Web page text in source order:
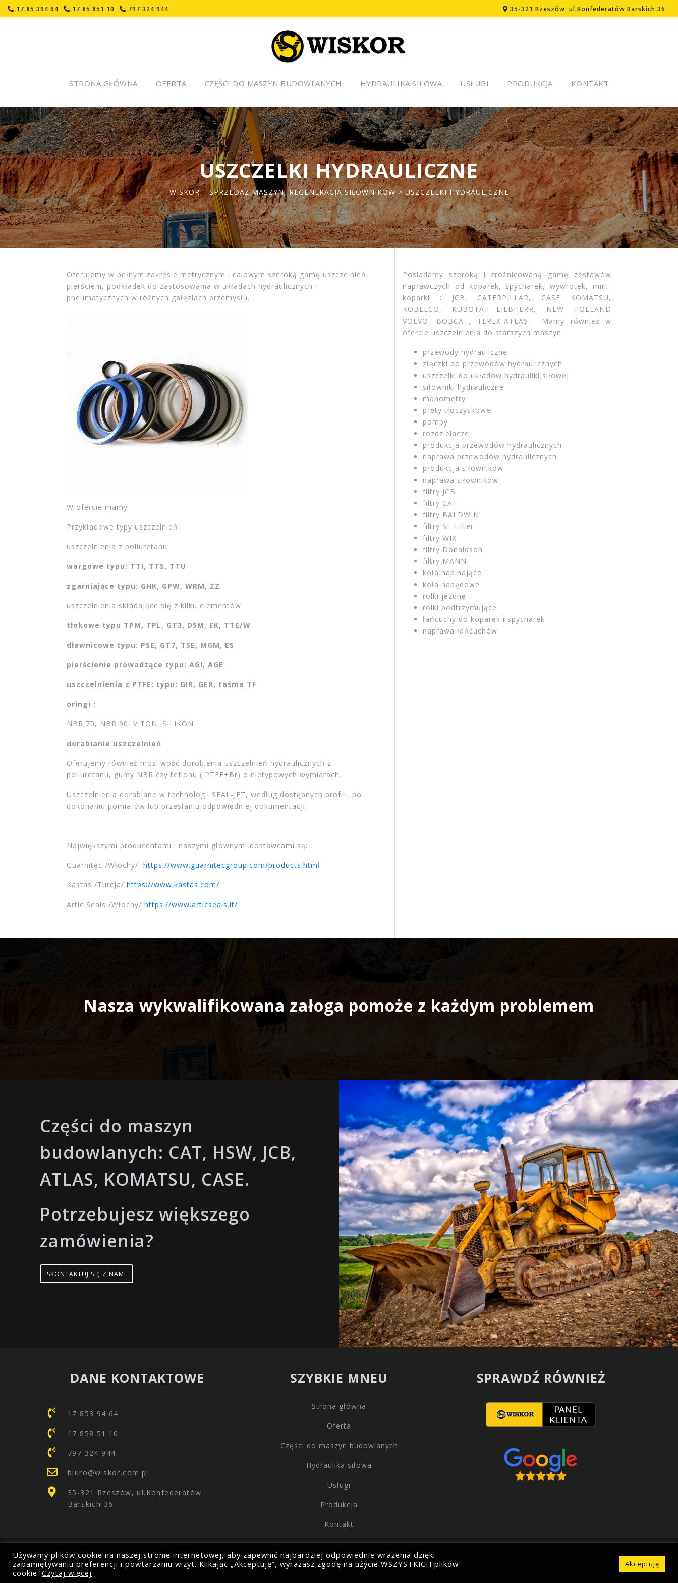
17 85 394 64 17 85 851 10 797 324 944 35-321 Rzeszów, ul.Konfederatów Barskich 36
STRONA GŁÓWNA OFERTA CZĘŚCI DO MASZYN BUDOWLANYCH HYDRAULIKA SIŁOWA USŁUGI PRODUKCJA KONTAKT
USZCZELKI HYDRAULICZNE
WISKOR – SPRZEDAŻ MASZYN, REGENERACJA SIŁOWNIKÓW> USZCZELKI HYDRAULICZNE
Oferujemy w pełnym zakresie metrycznym i calowym szeroką gamę uszczelnień,
pierścieni, podkładek do zastosowania w układach hydraulicznych i
pneumatycznych w różnych gałęziach przemysłu.
W ofercie mamy
Przykładowe typy uszczelnień:
uszczelnienia z poliuretanu:
wargowe typu: TTI, TTS, TTU
zgarniające typu: GHK, GPW, WRM, ZZ
uszczelnienia składające się z kilku elementów:
tłokowe typu TPM, TPL, GT3, DSM, EK, TTE/W
dławnicowe typu: PSE, GT7, TSE, MGM, ES
pierścienie prowadzące typu: AGI, AGE
uszczelnienia z PTFE: typu: GIR, GER, taśma TF
oringi :
NBR 70, NBR 90, VITON, SILIKON
dorabianie uszczelnień
Oferujemy również możliwość dorobienia uszczelnień hydraulicznych z
poliuretanu, gumy NBR czy teflonu ( PTFE+Br) o nietypowych wymiarach.
Uszczelnienia dorabiane w technologii SEAL-JET, według dostępnych profili, po
dokonaniu pomiarów lub przesłaniu odpowiedniej dokumentacji.
Największymi producentami i naszymi głównymi dostawcami są:
Guarnitec /Włochy/ https://www.guarnitecgroup.com/products.html
Kastas /Turcja/ https://www.kastas.com/
Artic Seals /Włochy/ https://www.articseals.it/
Posiadamy szeroką i zróżnicowaną gamę zestawów
naprawczych od koparek, spycharek, wywrotek, mini-
koparki : JCB, CATERPILLAR, CASE KOMATSU,
KOBELCO, KUBOTA, LIEBHERR, NEW HOLLAND
VOLVO, BOBCAT, TEREX-ATLAS, Mamy również w
ofercie uszczelnienia do starszych maszyn.
przewody hydrauliczne
złączki do przewodów hydraulicznych
uszczelki do układów hydrauliki siłowej
siłowniki hydrauliczne
manometry
pręty tłoczyskowe
pompy
rozdzielacze
produkcja przewodów hydraulicznych
naprawa przewodów hydraulicznych
produkcja siłowników
naprawa siłowników
filtry JCB
filtry CAT
filtry BALDWIN
filtry SF-Filter
filtry WIX
filtry Donaldson
filtry MANN
koła napinające
koła napędowe
rolki jezdne
rolki podtrzymujące
łańcuchy do koparek i spycharek
naprawa łańcuchów
Nasza wykwalifikowana załoga pomoże z każdym problemem
Części do maszyn
budowlanych: CAT, HSW, JCB,
ATLAS, KOMATSU, CASE.
Potrzebujesz większego
zamówienia?
SKONTAKTUJ SIĘ Z NAMI
DANE KONTAKTOWE
17 853 94 64
17 858 51 10
797 324 944
biuro@wiskor.com.pl
35-321 Rzeszów, ul.Konfederatów
Barskich 36
SZYBKIE MNEU
Strona główna
Oferta
Części do maszyn budowlanych
Hydraulika siłowa
Usługi
Produkcja
Kontakt
SPRAWDŹ RÓWNIEŻ
Wszelkie prawa zastrzeżone © 2021 bywiskor.com.pl
Realizacjaiarea.pl.Polityka prywatności
Używamy plików cookie na naszej stronie internetowej, aby zapewnić najbardziej odpowiednie wrażenia dzięki
zapamiętywaniu preferencji i powtarzaniu wizyt. Klikając „Akceptuję”, wyrażasz zgodę na użycie WSZYSTKICH plików
cookie. Czytaj więcej
Akceptuję